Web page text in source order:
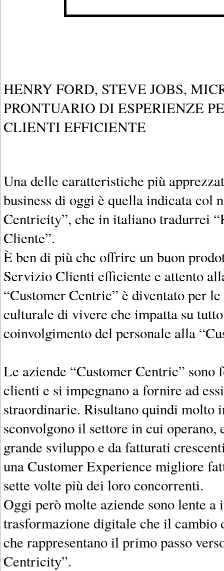
HENRY FORD, STEVE JOBS,
PRONTUARIO DI ESPERIENZE
CLIENTI EFFICIENTE
Una delle caratteristiche più
business di oggi è quella indicata col
Centricity”, che in italiano tradurrei
Cliente”.
È ben di più che offrire un buon
Servizio Clienti efficiente e attento
“Customer Centric” è diventato per
culturale di vivere che impatta su
coinvolgimento del personale alla
Le aziende “Customer Centric” sono
clienti e si impegnano a fornire ad
straordinarie. Risultano quindi molto
sconvolgono il settore in cui operano,
grande sviluppo e da fatturati
una Customer Experience migliore
sette volte più dei loro concorrenti.
Oggi però molte aziende sono lente a
trasformazione digitale che il cambio
che rappresentano il primo passo
Centricity”.